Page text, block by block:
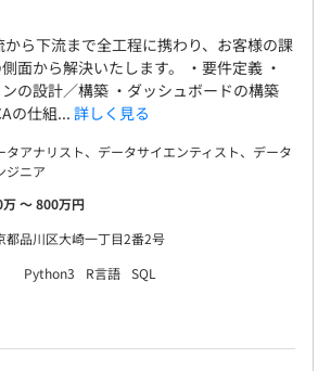
から下流まで全工程に携わり、お客様の課
面から解決いたします。 ・要件定義 ・
の設計／構築 ・ダッシュボードの構築
の仕組... 詳しく見る
タアナリスト、データサイエンティスト、データ
ジニア
〜 800万円
都品川区大崎一丁目2番2号
Python3 R言語 SQL